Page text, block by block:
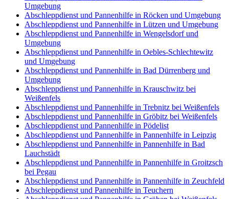
Umgebung
Abschleppdienst und Pannenhilfe in Röcken und Umgebung
Abschleppdienst und Pannenhilfe in Lützen und Umgebung
Abschleppdienst und Pannenhilfe in Wengelsdorf und
Umgebung
Abschleppdienst und Pannenhilfe in Oebles-Schlechtewitz
und Umgebung
Abschleppdienst und Pannenhilfe in Bad Dürrenberg und
Umgebung
Abschleppdienst und Pannenhilfe in Krauschwitz bei
Weißenfels
Abschleppdienst und Pannenhilfe in Trebnitz bei Weißenfels
Abschleppdienst und Pannenhilfe in Gröbitz bei Weißenfels
Abschleppdienst und Pannenhilfe in Pödelist
Abschleppdienst und Pannenhilfe in Pannenhilfe in Leipzig
Abschleppdienst und Pannenhilfe in Pannenhilfe in Bad
Lauchstädt
Abschleppdienst und Pannenhilfe in Pannenhilfe in Groitzsch
bei Pegau
Abschleppdienst und Pannenhilfe in Pannenhilfe in Zeuchfeld
Abschleppdienst und Pannenhilfe in Teuchern